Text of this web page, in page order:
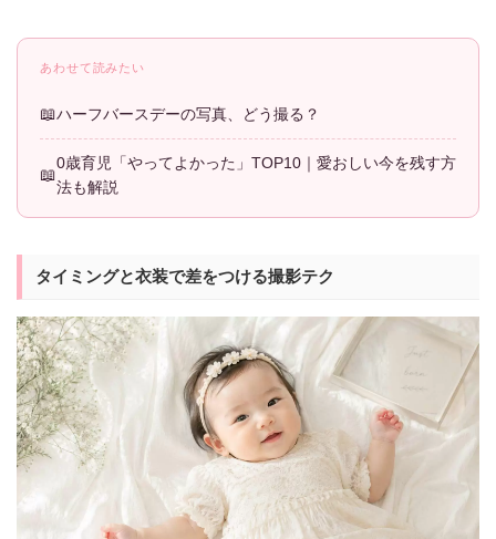
あわせて読みたい
ハーフバースデーの写真、どう撮る？
0歳育児「やってよかった」TOP10｜愛おしい今を残す方
法も解説
タイミングと衣装で差をつける撮影テク